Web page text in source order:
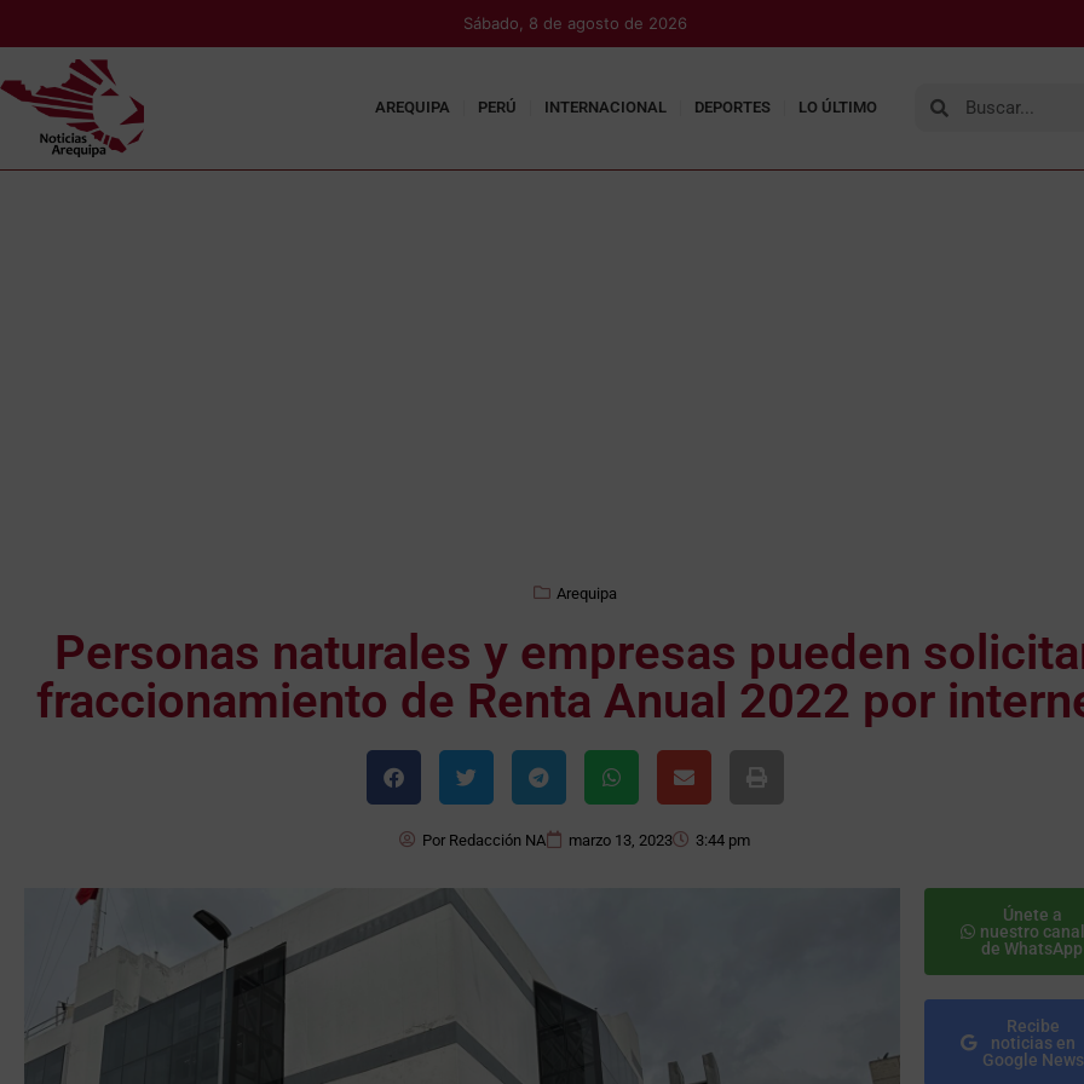
Sábado, 8 de agosto de 2026
AREQUIPA PERÚ INTERNACIONAL DEPORTES LO ÚLTIMO
Arequipa
Personas naturales y empresas pueden
fraccionamiento de Renta Anual 2022 por
Por Redacción NA marzo 13, 2023 3:44 pm
Únete a
nuestro canal
de WhatsApp
Recibe
noticias en
Google News